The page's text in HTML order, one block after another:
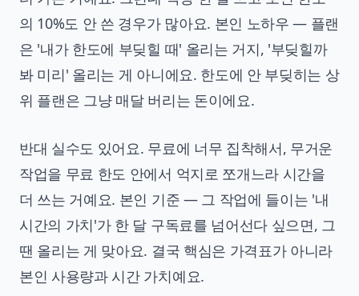
의 10%도 안 쓴 경우가 많아요. 본인 노하우 — 플랜
은 '내가 한도에 부딪힐 때' 올리는 거지, '부딪힐까
봐 미리' 올리는 게 아니에요. 한도에 안 부딪히는 상
위 플랜은 그냥 매달 버리는 돈이에요.
반대 실수도 있어요. 무료에 너무 집착해서, 무거운
작업을 무료 한도 안에서 억지로 쪼개느라 시간을
더 쓰는 거예요. 본인 기준 — 그 작업에 들이는 '내
시간의 가치'가 한 달 구독료를 넘어선다 싶으면, 그
땐 올리는 게 맞아요. 결국 핵심은 가격표가 아니라
본인 사용량과 시간 가치예요.